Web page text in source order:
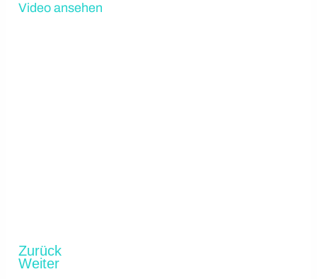
Video ansehen
Zurück
Weiter